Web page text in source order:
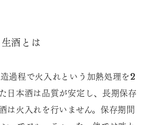
生酒とは
過程で火入れという加熱処理を2
日本酒は品質が安定し、長期保存
は火入れを行いません。保存期間